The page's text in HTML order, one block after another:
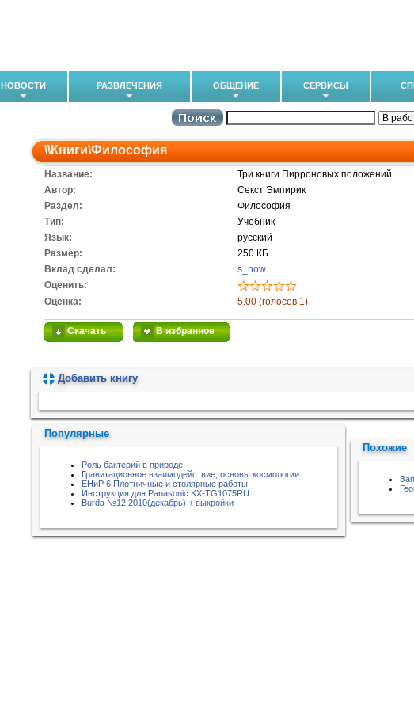
НОВОСТИ РАЗВЛЕЧЕНИЯ ОБЩЕНИЕ СЕРВИСЫ
\\Книги\Философия
Название:
Три книги Пирроновых положений
Автор:
Секст Эмпирик
Раздел:
Философия
Тип:
Учебник
Язык:
русский
Размер:
250 КБ
Вклад сделал:
s_now
Оценить:
Оценка:
5.00 (голосов 1)
Скачать В избранное
Добавить книгу
Популярные
Роль бактерий в природе
Гравитационное взаимодействие, основы космологии.
ЕНиР 6 Плотничные и столярные работы
Инструкция для Panasonic KX-TG1075RU
Burda №12 2010(декабрь) + выкройки
Похожие